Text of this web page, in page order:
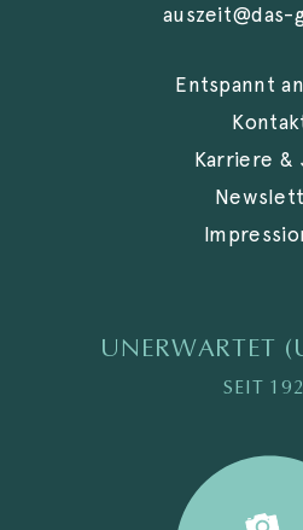
Entspannt
Karriere &
auszeit@das-
UNERWARTET
SEIT